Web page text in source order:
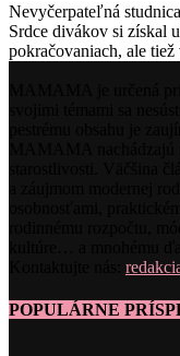
Nevyčerpateľná
Srdce divákov si získal
pokračovaniach, ale
POPULÁRNE